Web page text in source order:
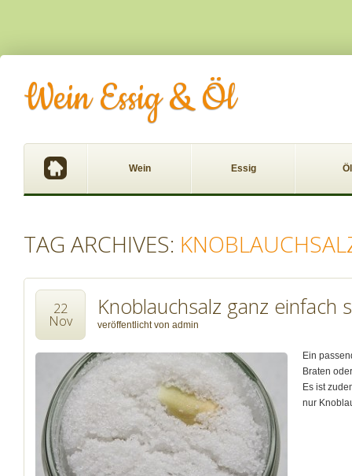
Wein Essig & Öl
Wein Essig Öl
TAG ARCHIVES:
Knoblauchsalz ganz einfach
veröffentlicht von admin
22
Nov
Ein
Braten
Es ist
nur